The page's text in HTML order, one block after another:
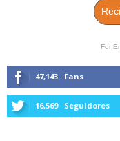
For
47,143 Fans
16,569 Seguidores